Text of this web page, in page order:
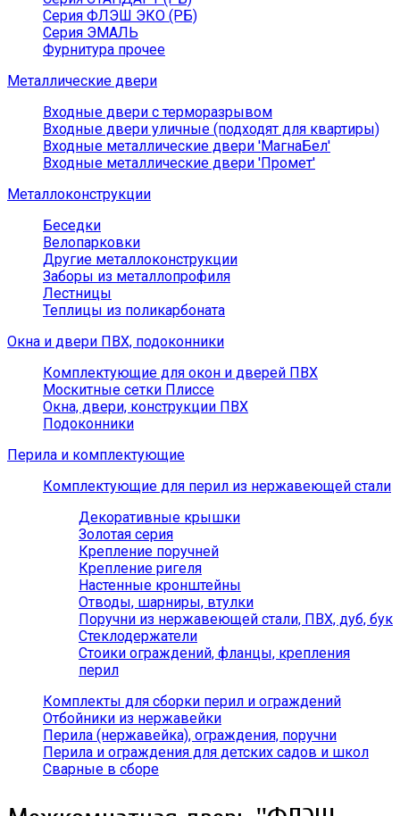
Серия ФЛЭШ ЭКО (РБ)
Серия ЭМАЛЬ
Фурнитура прочее
Металлические двери
Входные двери с терморазрывом
Входные двери уличные (подходят для квартиры)
Входные металлические двери 'МагнаБел'
Входные металлические двери 'Промет'
Металлоконструкции
Беседки
Велопарковки
Другие металлоконструкции
Заборы из металлопрофиля
Лестницы
Теплицы из поликарбоната
Окна и двери ПВХ, подоконники
Комплектующие для окон и дверей ПВХ
Москитные сетки Плиссе
Окна, двери, конструкции ПВХ
Подоконники
Перила и комплектующие
Комплектующие для перил из нержавеющей стали
Декоративные крышки
Золотая серия
Крепление поручней
Крепление ригеля
Настенные кронштейны
Отводы, шарниры, втулки
Поручни из нержавеющей стали, ПВХ, дуб, бук
Стеклодержатели
Стоики ограждений, фланцы, крепления
перил
Комплекты для сборки перил и ограждений
Отбойники из нержавейки
Перила (нержавейка), ограждения, поручни
Перила и ограждения для детских садов и школ
Сварные в сборе